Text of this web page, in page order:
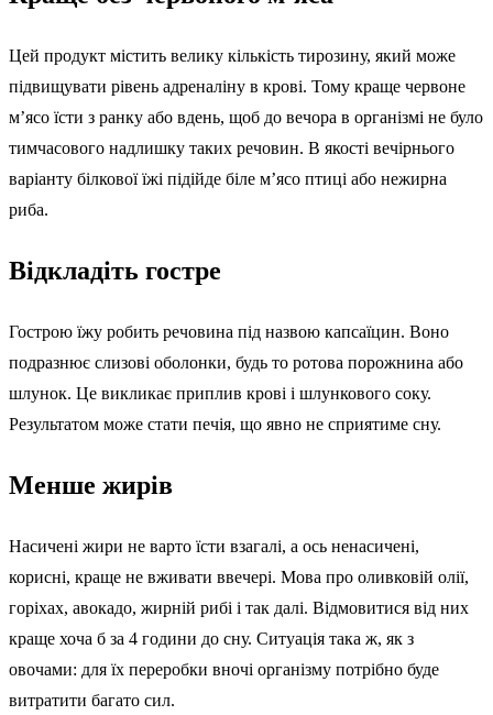
Цей продукт містить велику кількість тирозину, який може
підвищувати рівень адреналіну в крові. Тому краще червоне
м’ясо їсти з ранку або вдень, щоб до вечора в організмі не було
тимчасового надлишку таких речовин. В якості вечірнього
варіанту білкової їжі підійде біле м’ясо птиці або нежирна
риба.
Відкладіть гостре
Гострою їжу робить речовина під назвою капсаїцин. Воно
подразнює слизові оболонки, будь то ротова порожнина або
шлунок. Це викликає приплив крові і шлункового соку.
Результатом може стати печія, що явно не сприятиме сну.
Менше жирів
Насичені жири не варто їсти взагалі, а ось ненасичені,
корисні, краще не вживати ввечері. Мова про оливковій олії,
горіхах, авокадо, жирній рибі і так далі. Відмовитися від них
краще хоча б за 4 години до сну. Ситуація така ж, як з
овочами: для їх переробки вночі організму потрібно буде
витратити багато сил.